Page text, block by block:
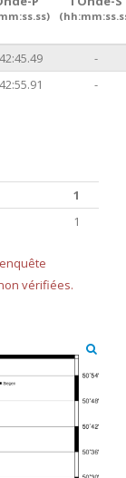
-
-
1
1
vérifiées.